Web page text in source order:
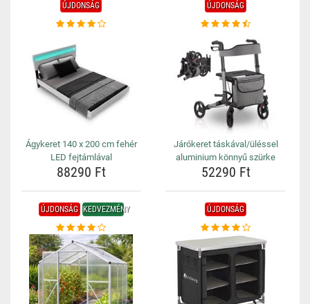
ÚJDONSÁG
Ágykeret 140 x 200 cm fehér
LED fejtámlával
88290 Ft
ÚJDONSÁG
Járókeret táskával/üléssel
aluminium könnyű szürke
52290 Ft
ÚJDONSÁG KEDVEZMÉNY ÚJDONSÁG